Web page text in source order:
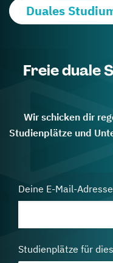
Duales
Freie duale
Wir schicken dir
Studienplätze und
Deine E-Mail-Adresse
Studienplätze für